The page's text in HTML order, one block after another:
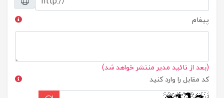
پیغام
(بعد از تائید مدیر منتشر خواهد شد)
کد مقابل را وارد کنید